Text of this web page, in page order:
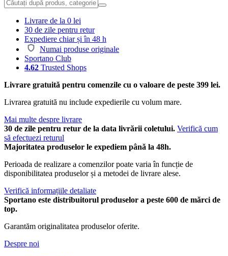
Livrare de la 0 lei
30 de zile pentru retur
Expediere chiar și în 48 h
Numai produse originale
Sportano Club
4.62 Trusted Shops
Livrare gratuită pentru comenzile cu o valoare de peste 399 lei.
Livrarea gratuită nu include expedierile cu volum mare.
Mai multe despre livrare
30 de zile pentru retur de la data livrării coletului. Verifică cum
să efectuezi returul
Majoritatea produselor le expediem până la 48h.
Perioada de realizare a comenzilor poate varia în funcție de
disponibilitatea produselor și a metodei de livrare alese.
Verifică informațiile detaliate
Sportano este distribuitorul produselor a peste 600 de mărci de
top.
Garantăm originalitatea produselor oferite.
Despre noi